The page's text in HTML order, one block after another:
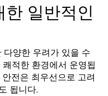
일반적인
양한 우려가 있을 수
적한 환경에서 운영됩
전은 최우선으로 고려
됩니다.